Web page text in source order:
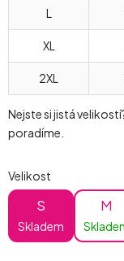
L
XL
2XL
Nejste si jistá
poradíme.
Velikost
S
Skladem
M